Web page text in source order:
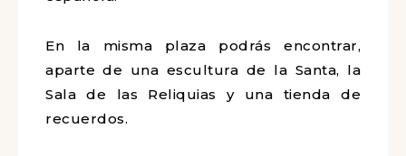
En la misma plaza podrás encontrar,
aparte de una escultura de la Santa, la
Sala de las Reliquias y una tienda de
recuerdos.